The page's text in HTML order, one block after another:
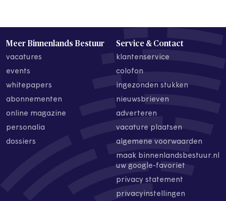
Meer Binnenlands Bestuur
vacatures
events
whitepapers
abonnementen
online magazine
personalia
dossiers
Service & Contact
klantenservice
colofon
ingezonden stukken
nieuwsbrieven
adverteren
vacature plaatsen
algemene voorwaarden
maak binnenlandsbestuur.nl
uw google-favoriet
privacy statement
privacyinstellingen